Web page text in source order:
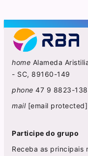
home Alameda
- SC, 89160-149
phone 47 9 8823-
mail [email protected]
Participe do grupo
Receba as principais